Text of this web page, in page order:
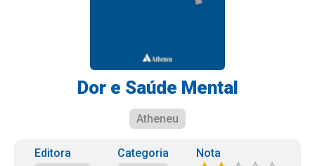
Dor e Saúde Mental
Atheneu
Editora
Categoria
Nota